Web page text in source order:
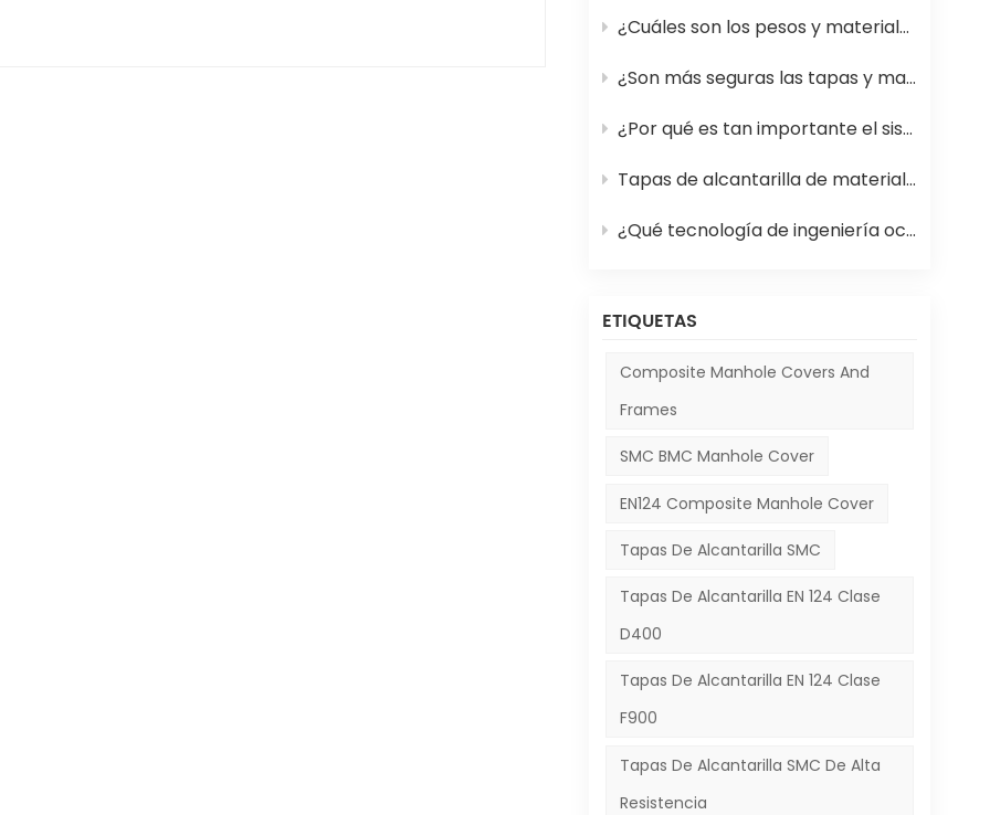
¿Cuáles son los pesos y materiales estándar para las tapas de alcantarilla en 2026?
¿Son más seguras las tapas y marcos de alcantarilla de material compuesto que los de hierro?
¿Por qué es tan importante el sistema de rejillas para alcantarillas en las carreteras?
Tapas de alcantarilla de material compuesto frente a tapas tradicionales: ventajas y desventajas
¿Qué tecnología de ingeniería oculta permite que las tapas de las alcantarillas de las pistas de los aeropuertos sobrevivan a los aterrizajes comerciales?
ETIQUETAS
Composite Manhole Covers And
Frames
SMC BMC Manhole Cover
EN124 Composite Manhole Cover
Tapas De Alcantarilla SMC
Tapas De Alcantarilla EN 124 Clase
D400
Tapas De Alcantarilla EN 124 Clase
F900
Tapas De Alcantarilla SMC De Alta
Resistencia